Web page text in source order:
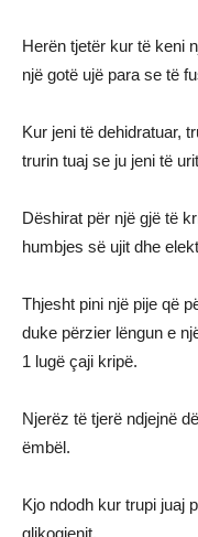
Herën tjetër kur të keni
një gotë ujë para se të
Kur jeni të dehidratuar,
trurin tuaj se ju jeni të
Dëshirat për një gjë të
humbjes së ujit dhe
Thjesht pini një pije që
duke përzier lëngun e
1 lugë çaji kripë.
Njerëz të tjerë ndjejnë
ëmbël.
Kjo ndodh kur trupi juaj
glikogjenit.